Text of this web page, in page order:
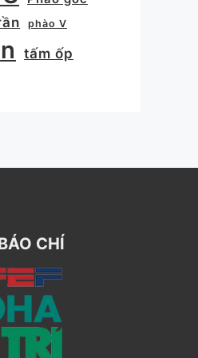
phào V
tấm ốp
CHÍ